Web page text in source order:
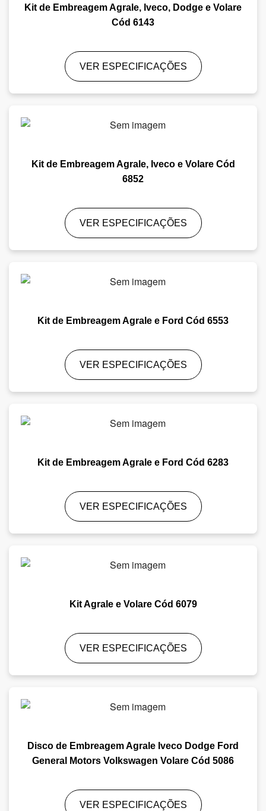
Kit de Embreagem Agrale, Iveco, Dodge e Volare
Cód 6143
VER ESPECIFICAÇÕES
Kit de Embreagem Agrale, Iveco e Volare Cód
6852
VER ESPECIFICAÇÕES
Kit de Embreagem Agrale e Ford Cód 6553
VER ESPECIFICAÇÕES
Kit de Embreagem Agrale e Ford Cód 6283
VER ESPECIFICAÇÕES
Kit Agrale e Volare Cód 6079
VER ESPECIFICAÇÕES
Disco de Embreagem Agrale Iveco Dodge Ford
General Motors Volkswagen Volare Cód 5086
VER ESPECIFICAÇÕES